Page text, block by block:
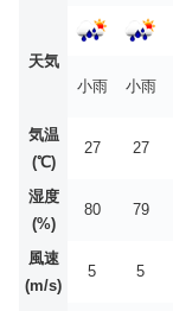
天気
小雨
小雨
気温
(℃)
27 27
湿度
(%)
80 79
風速
(m/s)
5 5